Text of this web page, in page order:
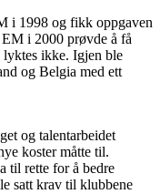
i 1998 og fikk oppgaven
i 2000 prøvde å få
ikke. Igjen ble
og Belgia med ett
og talentarbeidet
koster måtte til.
til rette for å bedre
satt krav til klubbene